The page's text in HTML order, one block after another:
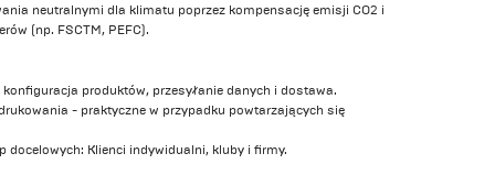
neutralnymi dla klimatu poprzez kompensację emisji CO2 i
(np. FSCTM, PEFC).
produktów, przesyłanie danych i dostawa.
- praktyczne w przypadku powtarzających się
docelowych: Klienci indywidualni, kluby i firmy.